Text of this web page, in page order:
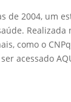
de 2004, um
como o CNPq,
acessado